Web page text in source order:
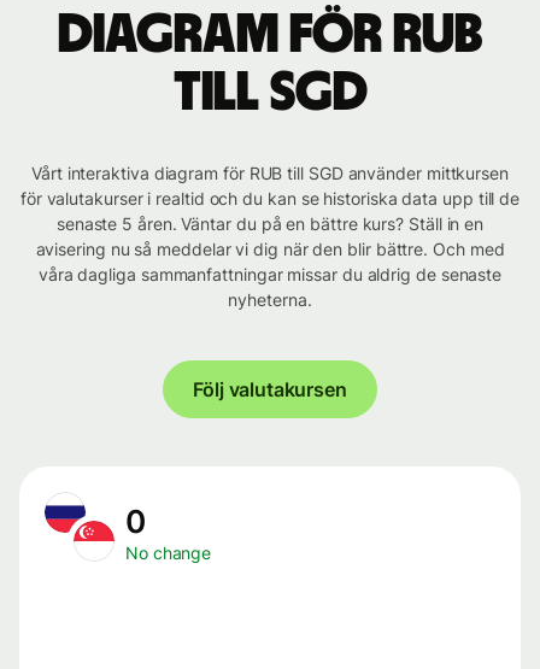
Diagram för RUB
till SGD
Vårt interaktiva diagram för RUB till SGD använder mittkursen
för valutakurser i realtid och du kan se historiska data upp till de
senaste 5 åren. Väntar du på en bättre kurs? Ställ in en
avisering nu så meddelar vi dig när den blir bättre. Och med
våra dagliga sammanfattningar missar du aldrig de senaste
nyheterna.
Följ valutakursen
0
No change